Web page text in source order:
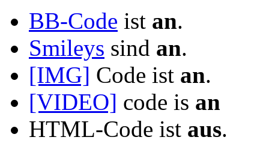
BB-Code ist an.
Smileys sind an.
[IMG] Code ist an.
[VIDEO] code is an
HTML-Code ist aus.